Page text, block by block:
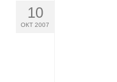
10
ОКТ 2007